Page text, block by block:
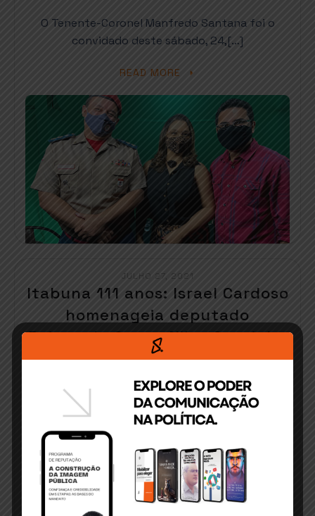
O Tenente-Coronel Manfredo Santana foi o
convidado deste sábado, 24,[…]
READ MORE
JULHO 27, 2021
Itabuna 111 anos: Israel Cardoso
homenageia deputado
Raimundo Costa, Nilza Coutinho
e Rivânia de Cássia
O Teatro Candinha Doria foi palco para uma
noite especial[…]